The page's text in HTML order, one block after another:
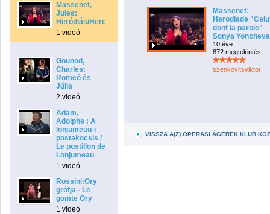
Massenet,
Jules:
Heródiás/Herodiade
1 videó
Gounod,
Charles:
Romeó és
Júlia
2 videó
Adam,
Adolphe : A
lonjumeau-i
postakocsis /
Le postillon de
Lonjumeau
1 videó
Rossini:Ory
grófja - Le
gomte Ory
1 videó
Massenet:
Herodiade
dont la parole"
Sonya Yoncheva
10 éve
872 megtekintés
szenkovitsviktor
VISSZA A(Z) OPERASLÁGEREK KLUB